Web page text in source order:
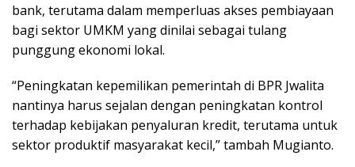
bank, terutama dalam memperluas akses pembiayaan
bagi sektor UMKM yang dinilai sebagai tulang
punggung ekonomi lokal.
“Peningkatan kepemilikan pemerintah di BPR Jwalita
nantinya harus sejalan dengan peningkatan kontrol
terhadap kebijakan penyaluran kredit, terutama untuk
sektor produktif masyarakat kecil,” tambah Mugianto.